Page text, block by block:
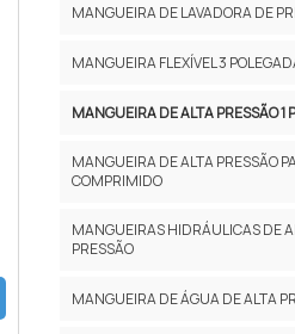
MANGUEIRA DE LAVADORA DE
MANGUEIRA FLEXÍVEL 3
MANGUEIRA DE ALTA PRESSÃO 1
MANGUEIRA DE ALTA PRESSÃO
COMPRIMIDO
MANGUEIRAS HIDRÁULICAS DE
PRESSÃO
MANGUEIRA DE ÁGUA DE ALTA